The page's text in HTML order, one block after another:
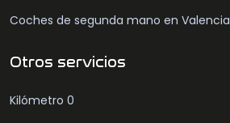
Coches de segunda mano en Valencia
Otros servicios
Kilómetro 0